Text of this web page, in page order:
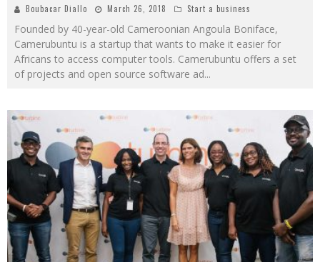
Boubacar Diallo March 26, 2018 Start a business
Founded by 40-year-old Cameroonian Angoula Boniface,
Camerubuntu is a startup that wants to make it easier for
Africans to access computer tools. Camerubuntu offers a set
of projects and open source software ad...